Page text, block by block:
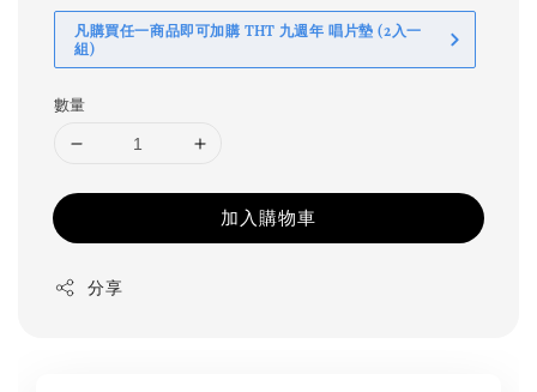
凡購買任一商品即可加購 THT 九週年 唱片墊 (2入一
組)
數量
加入購物車
分享